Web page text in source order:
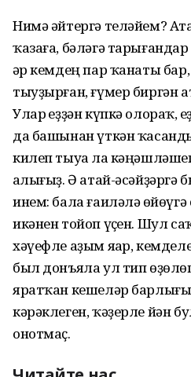
Нимә әйтергә теләйем?
ҡазаға, бәләгә
һәр кемдең пар ҡанаты бар,
тыуҙырған, ғүмер биргән
Улар һеҙҙән күпкә олораҡ,
да башынан үткән
килеп тыуһа ла
һалығыҙ. Ә атай-
инем: бала ғаиләлә
икәнен тойоп үҫһен. Шул
хәүефле аҙым яһар,
был донъяла ул тип
яратҡан кешеләр
кәрәклеген, ҡәҙерле йән
онотмаҫ.